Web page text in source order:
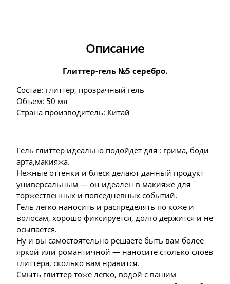
Описание
Глиттер-гель №5 серебро.
Состав: глиттер, прозрачный гель
Объём: 50 мл
Страна производитель: Китай
Гель глиттер идеально подойдет для : грима, боди
арта,макияжа.
Нежные оттенки и блеск делают данный продукт
универсальным — он идеален в макияже для
торжественных и повседневных событий.
Гель легко наносить и распределять по коже и
волосам, хорошо фиксируется, долго держится и не
осыпается.
Ну и вы самостоятельно решаете быть вам более
яркой или романтичной — наносите столько слоев
глиттера, сколько вам нравится.
Смыть глиттер тоже легко, водой с вашим